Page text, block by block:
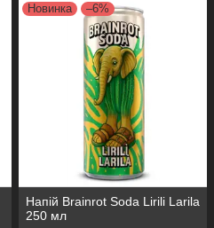
Новинка –6%
Напій Brainrot Soda Lirili Larila
250 мл